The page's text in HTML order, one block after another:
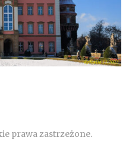
prawa zastrzeżone.